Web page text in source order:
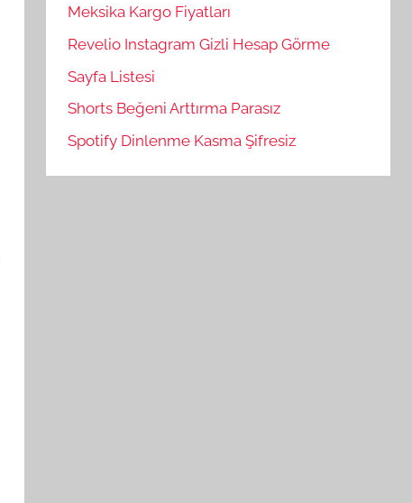
Meksika Kargo Fiyatları
Revelio Instagram Gizli Hesap Görme
Sayfa Listesi
Shorts Beğeni Arttırma Parasız
Spotify Dinlenme Kasma Şifresiz